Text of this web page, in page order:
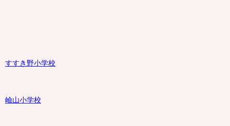
すすき野小学校
嶮山小学校